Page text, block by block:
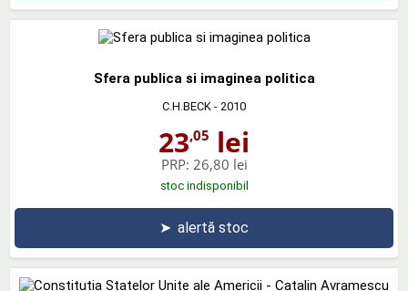
Sfera publica si imaginea politica
C.H.BECK - 2010
23,05 lei
PRP: 26,80 lei
stoc indisponibil
➤ alertă stoc